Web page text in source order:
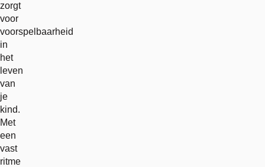
zorgt
voor
voorspelbaarheid
in
het
leven
van
je
kind.
Met
een
vast
ritme